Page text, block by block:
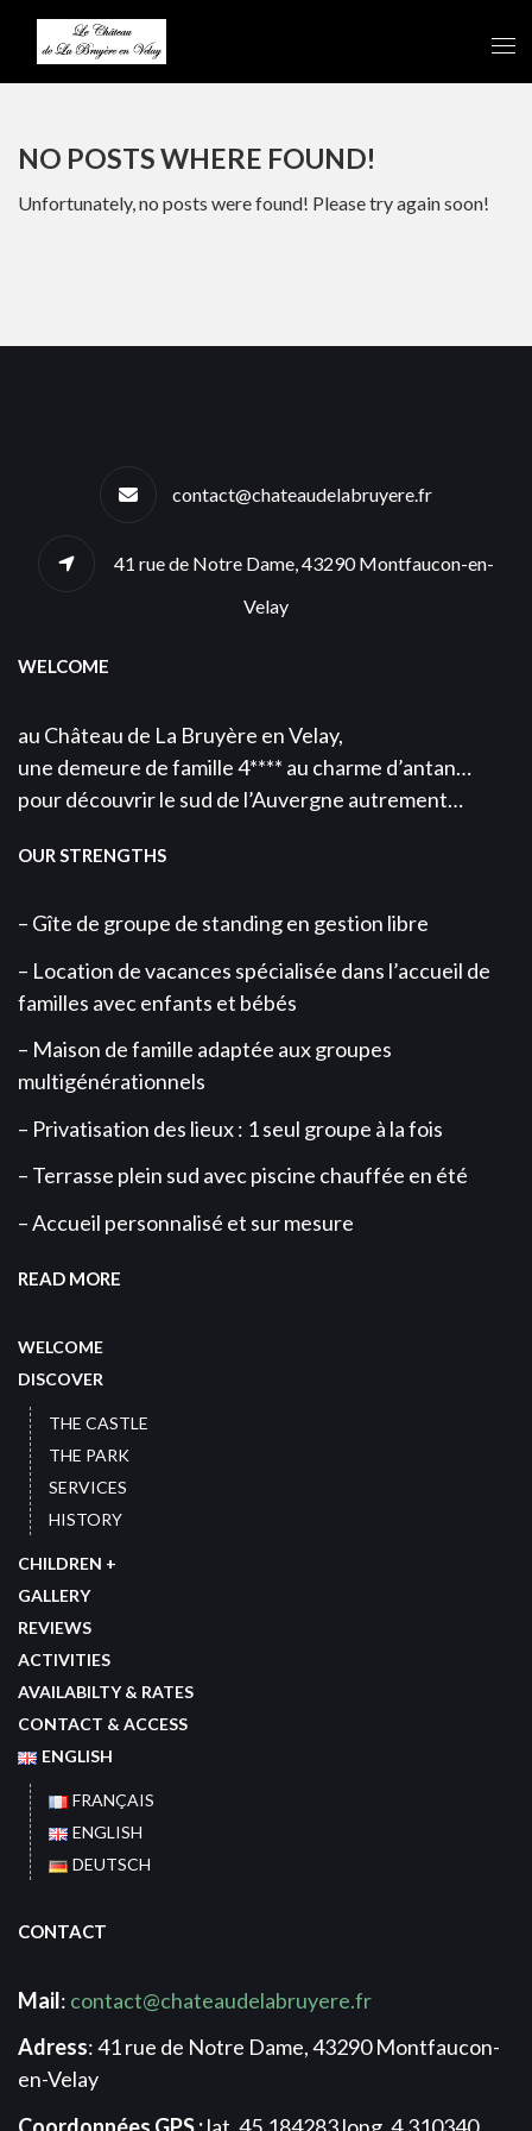
NO POSTS WHERE FOUND!
Unfortunately, no posts were found! Please try again soon!
contact@chateaudelabruyere.fr
41 rue de Notre Dame, 43290 Montfaucon-en-
Velay
WELCOME
au Château de La Bruyère en Velay,
une demeure de famille 4**** au charme d’antan…
pour découvrir le sud de l’Auvergne autrement…
OUR STRENGTHS
– Gîte de groupe de standing en gestion libre
– Location de vacances spécialisée dans l’accueil de
familles avec enfants et bébés
– Maison de famille adaptée aux groupes
multigénérationnels
– Privatisation des lieux : 1 seul groupe à la fois
– Terrasse plein sud avec piscine chauffée en été
– Accueil personnalisé et sur mesure
READ MORE
WELCOME
DISCOVER
THE CASTLE
THE PARK
SERVICES
HISTORY
CHILDREN +
GALLERY
REVIEWS
ACTIVITIES
AVAILABILTY & RATES
CONTACT & ACCESS
ENGLISH
FRANÇAIS
ENGLISH
DEUTSCH
CONTACT
Mail: contact@chateaudelabruyere.fr
Adress: 41 rue de Notre Dame, 43290 Montfaucon-
en-Velay
Coordonnées GPS :lat. 45.184283 long. 4.310340